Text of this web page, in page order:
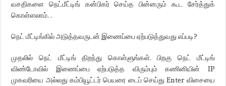
வசதிகளை நெட்மீட்டிங் கன்பிகர் செய்த பின்னரும் கூட சேர்த்துக்
கொள்ளலாம். .
நெட் மீட்டிங்கில் அடுத்தவருடன் இணைப்பை ஏற்படுத்துவது எப்படி?
முதலில் நெட் மீட்டிங் திறந்து கொள்ளுங்கள். பிறகு நெட் மீட்டிங்
விண்டோவில் இணைப்பை ஏற்படுத்த விரும்பும் கணினியின் IP
முகவரியை அல்லது கம்பியூட்டர் பெயரை டைப் செய்து Enter விசையை